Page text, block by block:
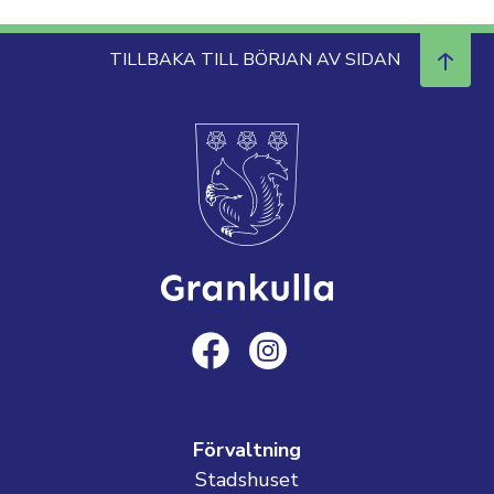
TILLBAKA TILL BÖRJAN AV SIDAN
Förvaltning
Stadshuset